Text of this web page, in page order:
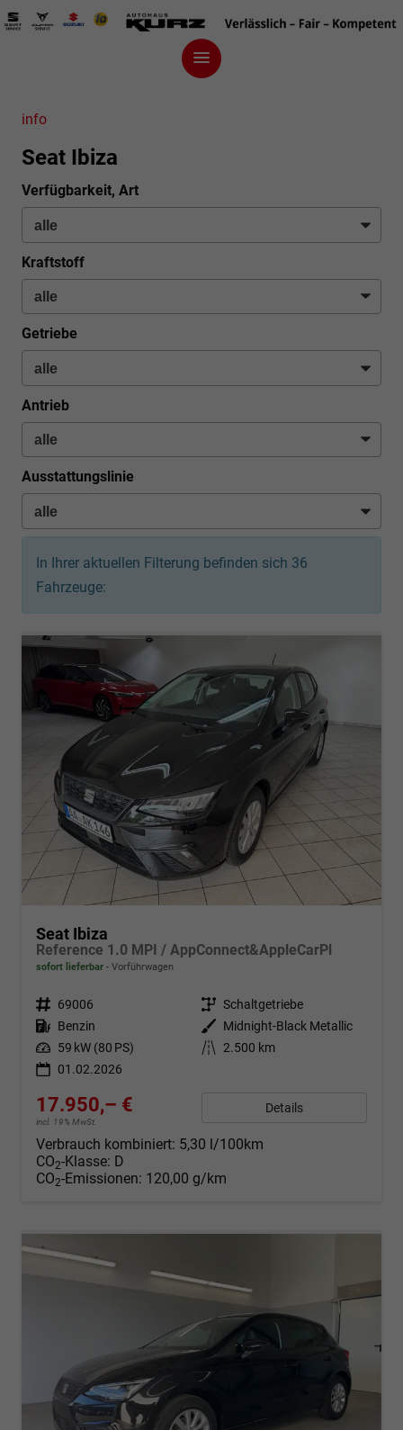
info
Seat Ibiza
Verfügbarkeit, Art
Kraftstoff
Getriebe
Antrieb
Ausstattungslinie
In Ihrer aktuellen Filterung befinden sich 36
Fahrzeuge:
Seat Ibiza
Reference 1.0 MPI / AppConnect&AppleCarPl
sofort lieferbar Vorführwagen
Fahrzeugnr. 69006 Getriebe Schaltgetriebe
Kraftstoff Benzin Außenfarbe
Midnight-Black Metallic
Leistung 59 kW (80 PS) Kilometerstand 2.500 km
01.02.2026
17.950,– €
incl. 19% MwSt.
Details
Verbrauch kombiniert: 5,30 l/100km
CO2-Klasse: D
CO2-Emissionen: 120,00 g/km